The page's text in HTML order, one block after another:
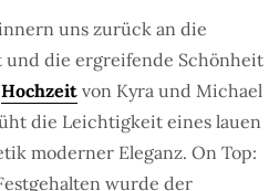
uns zurück an die
die ergreifende Schönheit
Hochzeit von Kyra und Michael
die Leichtigkeit eines lauen
moderner Eleganz. On Top:
wurde der